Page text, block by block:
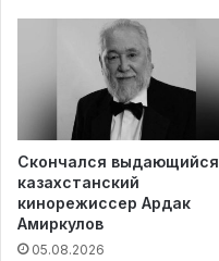
Скончался выдающийся
казахстанский
кинорежиссер Ардак
Амиркулов
05.08.2026